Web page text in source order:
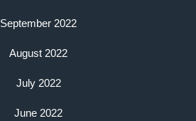
September 2022
August 2022
July 2022
June 2022